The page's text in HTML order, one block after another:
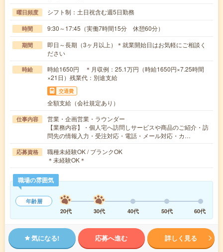
曜日頻度 シフト制：土日祝含む週5日勤務
時間 9:30～17:45（実働7時間15分 休憩60分）
期間
即日～長期（3ヶ月以上）＊就業開始日はお気軽にご相談く
ださい
時給
時給1650円 ＊月収例：25.1万円（時給1650円×7.25時間
×21日）残業代：別途支給
交通費
全額支給（会社規定あり）
仕事内容
営業・企画営業・ラウンダー
【業務内容】・個人宅へ訪問しサービスや商品のご紹介・訪
問先の情報入力・受注対応・電話・メール対応・カ…
応募資格
職種未経験OK / ブランクOK
＊未経験OK＊
職場の雰囲気
年齢層
20代
30代 40代 50代 60代
気になる! 応募へ進む 詳しく見る